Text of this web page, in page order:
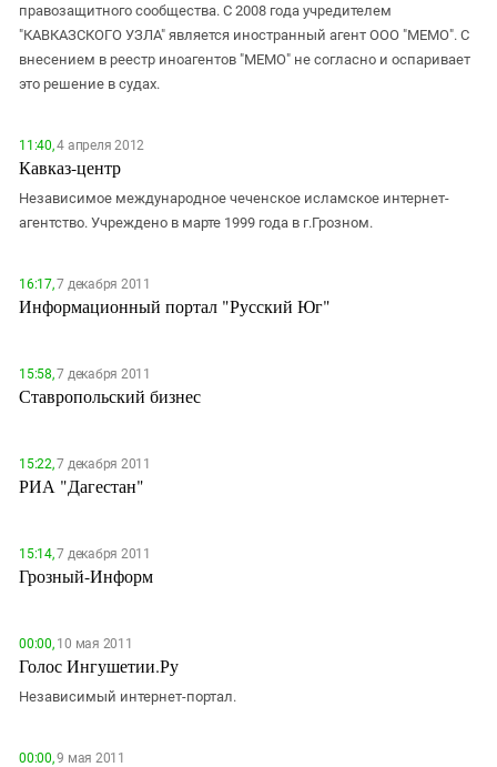
ЗАСТАВЛЯЕТ
КАВКАЗ ЗА ПАЛЕСТИНУ
ИНАКОМЫСЛИЕ В ЧЕЧНЕ
Дагестан
Ингушетия
Кабардино-Балкария
Карачаево-Черкесия
Нагорный Карабах
Ростовская область
Ставропольский край
Южная Осетия
Южный Кавказ
правозащитного сообщества. С 2008 года учредителем
"КАВКАЗСКОГО УЗЛА" является иностранный агент ООО "МЕМО". С
внесением в реестр иноагентов "МЕМО" не согласно и оспаривает
это решение в судах.
11:40,4 апреля 2012
Кавказ-центр
Независимое международное чеченское исламское интернет-
агентство. Учреждено в марте 1999 года в г.Грозном.
16:17,7 декабря 2011
Информационный портал "Русский Юг"
15:58,7 декабря 2011
Ставропольский бизнес
15:22,7 декабря 2011
РИА "Дагестан"
15:14,7 декабря 2011
Грозный-Информ
00:00,10 мая 2011
Голос Ингушетии.Ру
Независимый интернет-портал.
00:00,9 мая 2011